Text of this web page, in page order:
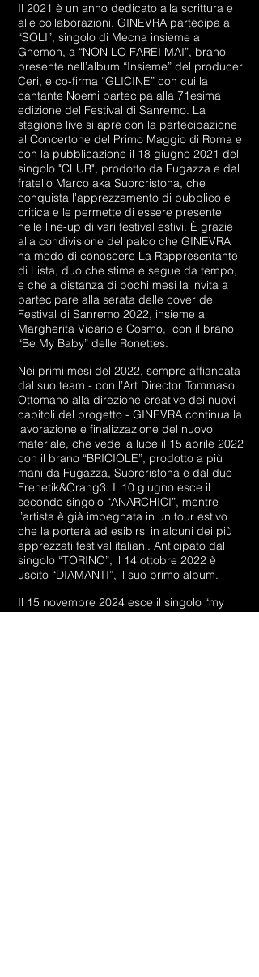
Il 2021 è un anno dedicato alla scrittura e
alle collaborazioni. GINEVRA partecipa a
“SOLI”, singolo di Mecna insieme a
Ghemon, a “NON LO FAREI MAI”, brano
presente nell’album “Insieme” del producer
Ceri, e co-firma “GLICINE” con cui la
cantante Noemi partecipa alla 71esima
edizione del Festival di Sanremo. La
stagione live si apre con la partecipazione
al Concertone del Primo Maggio di Roma e
con la pubblicazione il 18 giugno 2021 del
singolo "CLUB", prodotto da Fugazza e dal
fratello Marco aka Suorcristona, che
conquista l'apprezzamento di pubblico e
critica e le permette di essere presente
nelle line-up di vari festival estivi. È grazie
alla condivisione del palco che GINEVRA
ha modo di conoscere La Rappresentante
di Lista, duo che stima e segue da tempo,
e che a distanza di pochi mesi la invita a
partecipare alla serata delle cover del
Festival di Sanremo 2022, insieme a
Margherita Vicario e Cosmo, con il brano
“Be My Baby” delle Ronettes.
Nei primi mesi del 2022, sempre affiancata
dal suo team - con l’Art Director Tommaso
Ottomano alla direzione creative dei nuovi
capitoli del progetto - GINEVRA continua la
lavorazione e finalizzazione del nuovo
materiale, che vede la luce il 15 aprile 2022
con il brano “BRICIOLE”, prodotto a più
mani da Fugazza, Suorcristona e dal duo
Frenetik&Orang3. Il 10 giugno esce il
secondo singolo “ANARCHICI”, mentre
l’artista è già impegnata in un tour estivo
che la porterà ad esibirsi in alcuni dei più
apprezzati festival italiani. Anticipato dal
singolo “TORINO”, il 14 ottobre 2022 è
uscito “DIAMANTI”, il suo primo album.
Il 15 novembre 2024 esce il singolo “my
baby!” per Asian Fake/Sony Music Italy,